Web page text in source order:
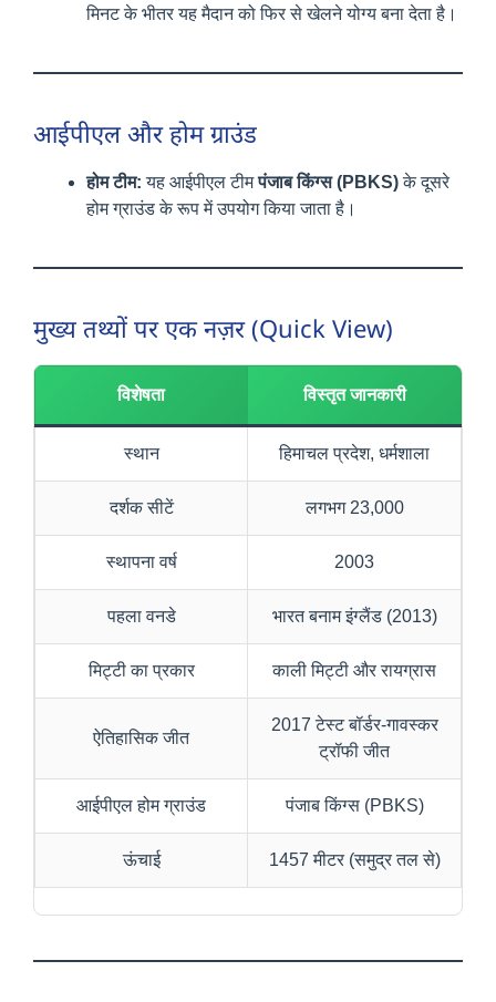
मिनट के भीतर यह मैदान को फिर से खेलने योग्य बना देता है।
आईपीएल और होम ग्राउंड
होम टीम: यह आईपीएल टीमपंजाब किंग्स (PBKS)के दूसरे
होम ग्राउंड के रूप में उपयोग किया जाता है।
मुख्य तथ्यों पर एक नज़र (Quick View)
विशेषता विस्तृत जानकारी
स्थान हिमाचल प्रदेश, धर्मशाला
दर्शक सीटें लगभग 23,000
स्थापना वर्ष 2003
पहला वनडे भारत बनाम इंग्लैंड (2013)
मिट्टी का प्रकार काली मिट्टी और रायग्रास
ऐतिहासिक जीत
2017 टेस्ट बॉर्डर-गावस्कर
ट्रॉफी जीत
आईपीएल होम ग्राउंड पंजाब किंग्स (PBKS)
ऊंचाई 1457 मीटर (समुद्र तल से)